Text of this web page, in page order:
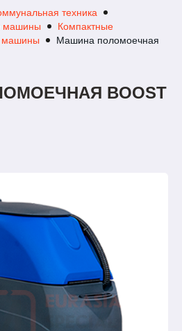
техника
машины
Компактные
машины
Машина поломоечная
BOOST